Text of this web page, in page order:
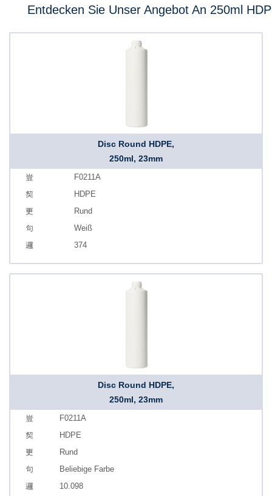
Entdecken Sie Unser Angebot An 250ml
Disc Round HDPE,
250ml, 23mm
F0211A
HDPE
Rund
Weiß
374
Disc Round HDPE,
250ml, 23mm
F0211A
HDPE
Rund
Beliebige Farbe
10.098